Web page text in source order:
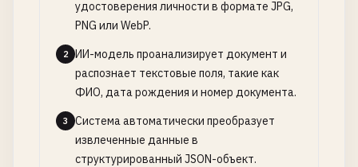
удостоверения личности в формате JPG,
PNG или WebP.
2
ИИ-модель проанализирует документ и
распознает текстовые поля, такие как
ФИО, дата рождения и номер документа.
3
Система автоматически преобразует
извлеченные данные в
структурированный JSON-объект.